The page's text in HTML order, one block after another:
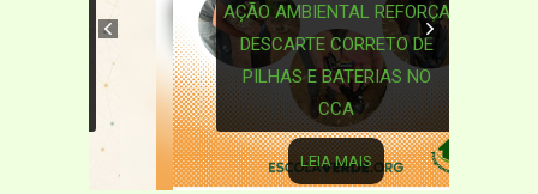
AÇÃO AMBIENTAL REFORÇA
DESCARTE CORRETO DE
PILHAS E BATERIAS NO
CCA
LEIA MAIS